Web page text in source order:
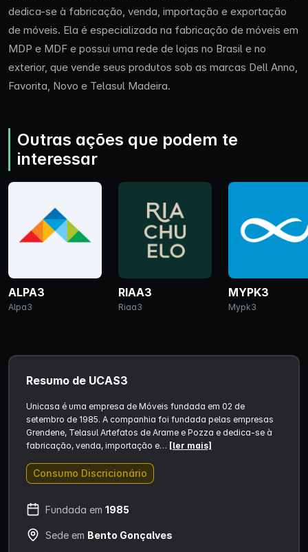
dedica-se à fabricação, venda, importação e exportação
de móveis. Ela é especializada na fabricação de móveis em
MDP e MDF e possui uma rede de lojas no Brasil e no
exterior, que vende seus produtos sob as marcas Dell Anno,
Favorita, Novo e Telasul Madeira.
Outras ações que podem te
interessar
ALPA3
Alpa3
RIAA3
Riaa3
MYPK3
Mypk3
Resumo de UCAS3
Unicasa é uma empresa de Móveis fundada em 02 de
setembro de 1985. A companhia foi fundada pelas empresas
Grendene, Telasul Artefatos de Arame e Pozza e dedica-se à
fabricação, venda, importação e… [ler mais]
Consumo Discricionário
Fundada em 1985
Sede em Bento Gonçalves